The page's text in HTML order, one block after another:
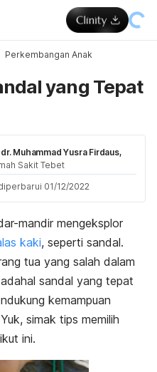
Perkembangan Anak
yang Tepat
dr. Muhammad Yusra Firdaus,
Sakit Tebet
01/12/2022
mandir mengeksplor
kaki, seperti sandal.
tua yang salah dalam
sandal yang tepat
kemampuan
simak tips memilih
ini.